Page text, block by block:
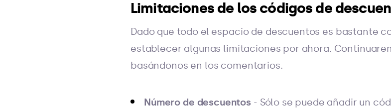
Limitaciones de los códigos de
Dado que todo el espacio de descuentos es bastante
establecer algunas limitaciones por ahora.
basándonos en los comentarios.
Número de descuentos - Sólo se puede añadir un